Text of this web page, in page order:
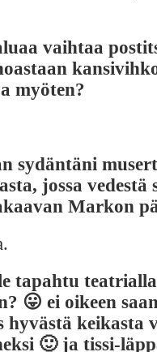
vaihtaa
myöten?
sydäntäni
jossa
Markon
tapahtu
😛 ei oikeen
hyvästä keikasta
🙂 ja tissi-